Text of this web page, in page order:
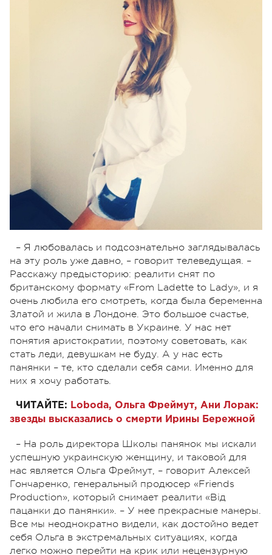
– Я любовалась и подсознательно заглядывалась
на эту роль уже давно, – говорит телеведущая. –
Расскажу предысторию: реалити снят по
британскому формату «From Ladette to Lady», и я
очень любила его смотреть, когда была беременна
Златой и жила в Лондоне. Это большое счастье,
что его начали снимать в Украине. У нас нет
понятия аристократии, поэтому советовать, как
стать леди, девушкам не буду. А у нас есть
панянки – те, кто сделали себя сами. Именно для
них я хочу работать.
ЧИТАЙТЕ: Loboda, Ольга Фреймут, Ани Лорак:
звезды высказались о смерти Ирины Бережной
– На роль директора Школы панянок мы искали
успешную украинскую женщину, и таковой для
нас является Ольга Фреймут, – говорит Алексей
Гончаренко, генеральный продюсер «Friends
Production», который снимает реалити «Від
пацанки до панянки». – У нее прекрасные манеры.
Все мы неоднократно видели, как достойно ведет
себя Ольга в экстремальных ситуациях, когда
легко можно перейти на крик или нецензурную